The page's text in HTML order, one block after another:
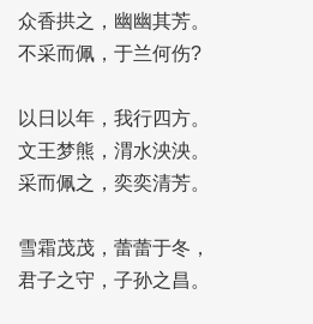
众香拱之，幽幽其芳。
不采而佩，于兰何伤?
以日以年，我行四方。
文王梦熊，渭水泱泱。
采而佩之，奕奕清芳。
雪霜茂茂，蕾蕾于冬，
君子之守，子孙之昌。